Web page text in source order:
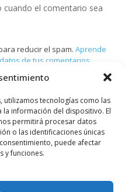
utilizamos tecnologías como las
información del dispositivo. El
permitirá procesar datos
o las identificaciones únicas
puede afectar
y funciones.
el comentario sea
reducir el spam. Aprende
de tus comentarios.